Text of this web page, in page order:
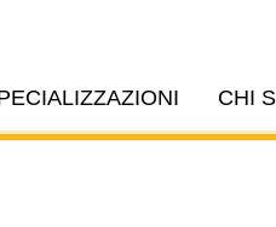
CHI